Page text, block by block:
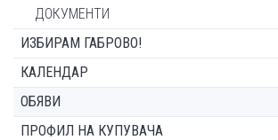
ДОКУМЕНТИ
ИЗБИРАМ ГАБРОВО!
КАЛЕНДАР
ОБЯВИ
ПРОФИЛ НА КУПУВАЧА